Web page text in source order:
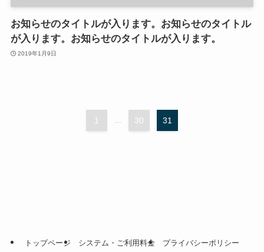
お知らせのタイトルが入ります。お知らせのタイトル
が入ります。お知らせのタイトルが入ります。
2019年1月9日
1 ... 30 31
トップページ システム・ご利用料金 プライバシーポリシー